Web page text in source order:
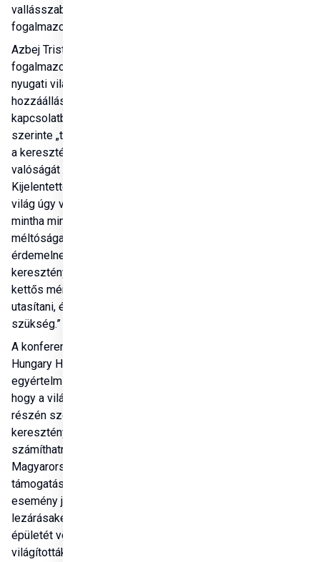
vallásszabadságot” –
fogalmazott.
Azbej Tristan kritikát
fogalmazott meg a
nyugati világ
hozzáállásával
kapcsolatban is, amely
szerinte „tagadásban él”
a keresztényüldözés
valóságát illetően.
Kijelentette: „A nyugati
világ úgy viselkedik,
mintha mindenki élete és
méltósága védelmet
érdemelne, kivéve a
keresztényekét. Ezt a
kettős mércét el kell
utasítani, és tettekre van
szükség.”
A konferencia és a
Hungary Helps Program
egyértelmű üzenete,
hogy a világ bármely
részén szenvedő
keresztények
számíthatnak
Magyarország
támogatására. Az
esemény jelképes
lezárásaként az NKE
épületét vörös fénnyel
világították ki. De ezen